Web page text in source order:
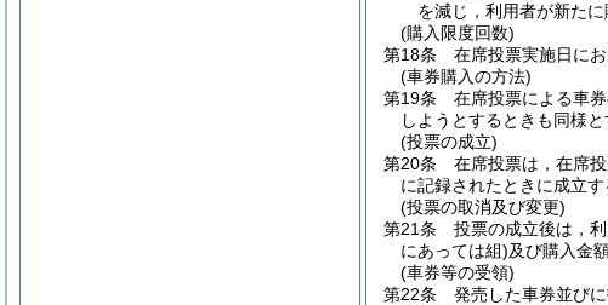
を減じ，利用者が新た
(購入限度回数)
第18条
在席投票実施日に
(車券購入の方法)
第19条
在席投票による車
しようとするときも同様と
(投票の成立)
第20条
在席投票は，在席
に記録されたときに成立す
(投票の取消及び変更)
第21条
投票の成立後は，
にあっては組)及び購入金
(車券等の受領)
第22条
発売した車券並び